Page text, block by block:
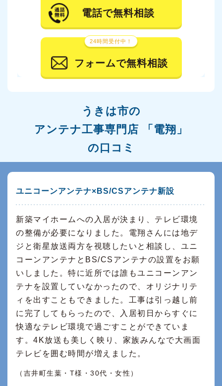
電話で無料相談
24時間受付中！
フォームで無料相談
うきは市の
アンテナ工事専門店 「電翔」
の口コミ
ユニコーンアンテナ×BS/CSアンテナ新設
新築マイホームへの入居が決まり、テレビ環境
の整備が必要になりました。電翔さんには地デ
ジと衛星放送両方を視聴したいと相談し、ユニ
コーンアンテナとBS/CSアンテナの設置をお願
いしました。特に近所では誰もユニコーンアン
テナを設置していなかったので、オリジナリテ
ィを出すこともできました。工事は引っ越し前
に完了してもらったので、入居初日からすぐに
快適なテレビ環境で過ごすことができていま
す。4K放送も美しく映り、家族みんなで大画面
テレビを囲む時間が増えました。
（吉井町生葉・T様・30代・女性）